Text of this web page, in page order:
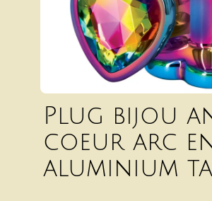
Plug bijou
coeur arc
aluminium